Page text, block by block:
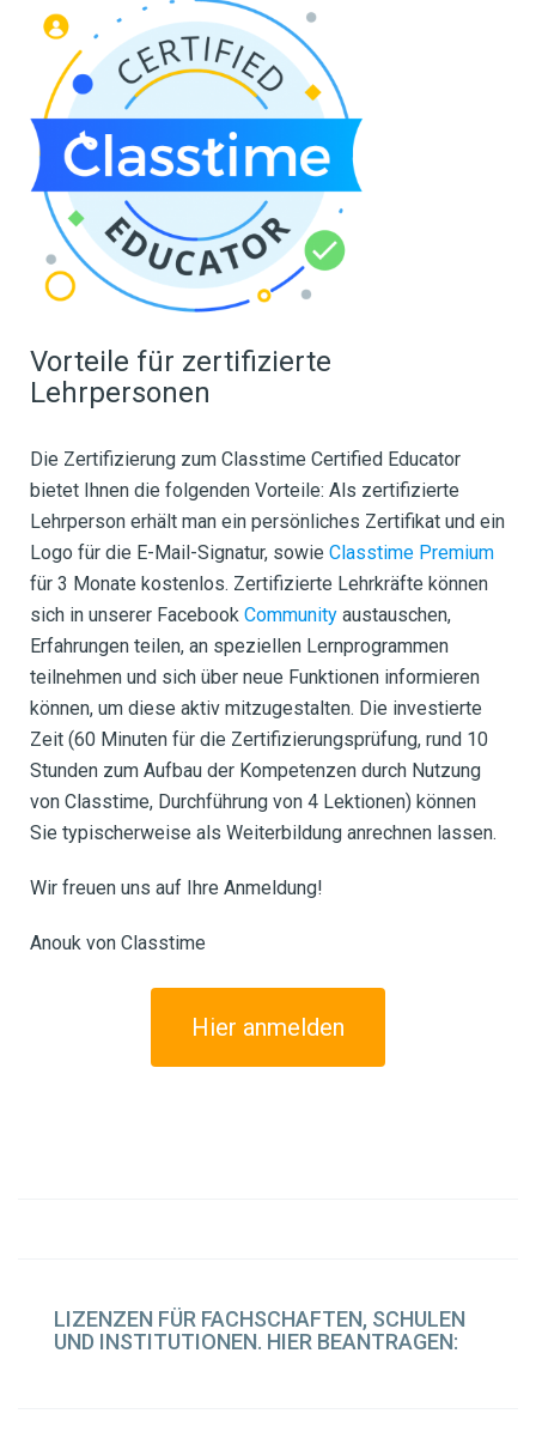
Vorteile für zertifizierte
Lehrpersonen
Die Zertifizierung zum Classtime Certified Educator
bietet Ihnen die folgenden Vorteile: Als zertifizierte
Lehrperson erhält man ein persönliches Zertifikat und ein
Logo für die E-Mail-Signatur, sowie Classtime Premium
für 3 Monate kostenlos. Zertifizierte Lehrkräfte können
sich in unserer Facebook Community austauschen,
Erfahrungen teilen, an speziellen Lernprogrammen
teilnehmen und sich über neue Funktionen informieren
können, um diese aktiv mitzugestalten. Die investierte
Zeit (60 Minuten für die Zertifizierungsprüfung, rund 10
Stunden zum Aufbau der Kompetenzen durch Nutzung
von Classtime, Durchführung von 4 Lektionen) können
Sie typischerweise als Weiterbildung anrechnen lassen.
Wir freuen uns auf Ihre Anmeldung!
Anouk von Classtime
Hier anmelden
LIZENZEN FÜR FACHSCHAFTEN, SCHULEN
UND INSTITUTIONEN. HIER BEANTRAGEN: